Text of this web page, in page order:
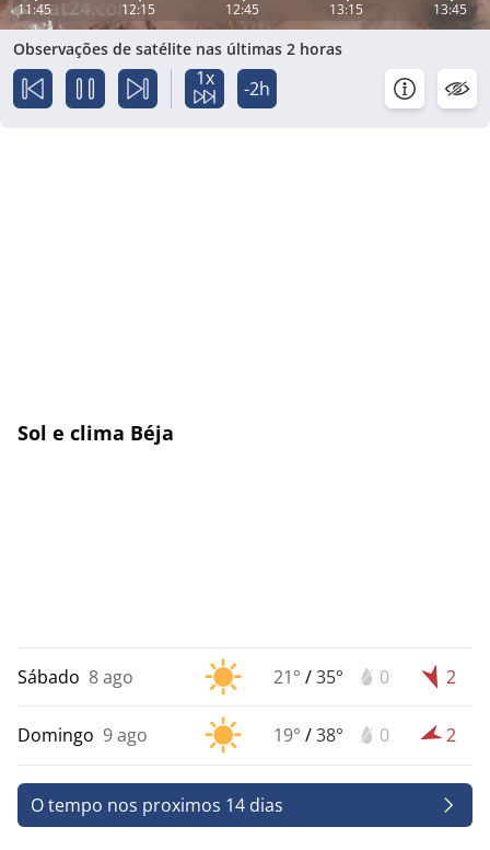
11:45 12:15 12:45 13:15 13:45
Observações de satélite nas últimas 2 horas
1x -2h
Sol e clima Béja
Sábado 8 ago 21° /35° 0 2
Domingo 9 ago 19° /38° 0 2
O tempo nos proximos 14 dias